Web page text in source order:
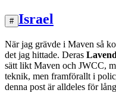
# Israel
När jag grävde i Maven så
det jag hittade. Deras
sätt likt Maven och JWCC,
teknik, men framförallt i
denna post är alldeles för